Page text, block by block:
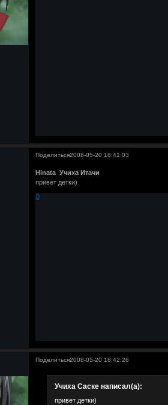
Поделиться2008-05-20 18:41:03
Hinata Учиха Итачи
привет детки)
0
Поделиться2008-05-20 18:42:26
Учиха Саске написал(а):
привет детки)